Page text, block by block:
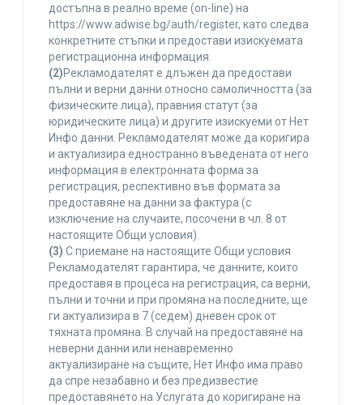
достъпна в реално време (on-line) на
https://www.adwise.bg/auth/register, като следва
конкретните стъпки и предостави изискуемата
регистрационна информация.
(2)Рекламодателят е длъжен да предостави
пълни и верни данни относно самоличността (за
физическите лица), правния статут (за
юридическите лица) и другите изискуеми от Нет
Инфо данни. Рекламодателят може да коригира
и актуализира едностранно въведената от него
информация в електронната форма за
регистрация, респективно във формата за
предоставяне на данни за фактура (с
изключение на случаите, посочени в чл. 8 от
настоящите Общи условия).
(3) С приемане на настоящите Общи условия
Рекламодателят гарантира, че данните, които
предоставя в процеса на регистрация, са верни,
пълни и точни и при промяна на последните, ще
ги актуализира в 7 (седем) дневен срок от
тяхната промяна. В случай на предоставяне на
неверни данни или ненавременно
актуализиране на същите, Нет Инфо има право
да спре незабавно и без предизвестие
предоставянето на Услугата до коригиране на